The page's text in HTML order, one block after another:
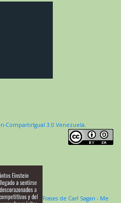
CompartirIgual 3.0 Venezuela
Frases de Carl Sagan - Me